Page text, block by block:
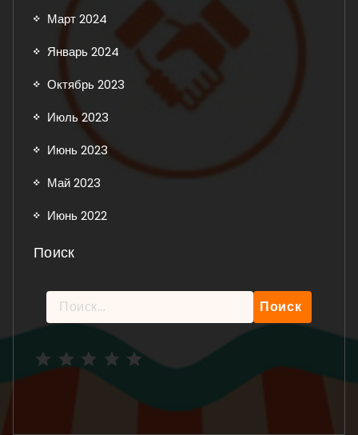
Март 2024
Январь 2024
Октябрь 2023
Июль 2023
Июнь 2023
Май 2023
Июнь 2022
Поиск
Найти: